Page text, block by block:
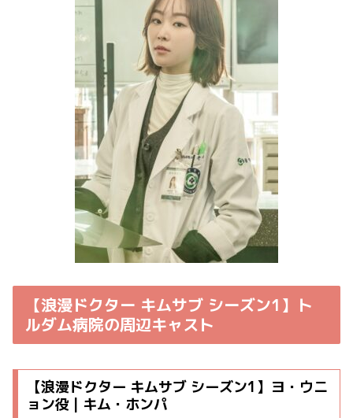
【浪漫ドクター キムサブ シーズン1】ト
ルダム病院の周辺キャスト
【浪漫ドクター キムサブ シーズン1】ヨ・ウニ
ョン役 | キム・ホンパ